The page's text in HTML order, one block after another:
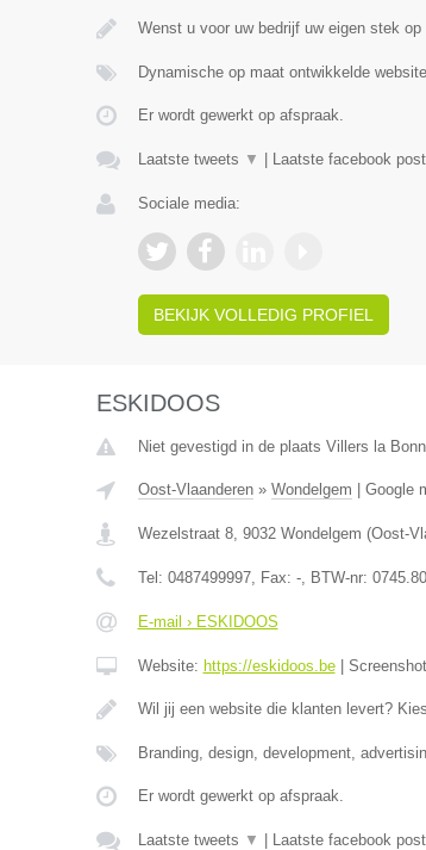
Wenst u voor uw bedrijf uw eigen stek
Dynamische op maat ontwikkelde
Er wordt gewerkt op afspraak.
Laatste tweets ▼ Laatste facebook
Sociale media:
BEKIJK VOLLEDIG PROFIEL
ESKIDOOS
Niet gevestigd in de plaats Villers la
Oost-Vlaanderen» Wondelgem Google
Wezelstraat 8, 9032 Wondelgem (Oost-
Tel: 0487499997, Fax: -, BTW-nr:
E-mail › ESKIDOOS
Website: https://eskidoos.be| Screenshot
Wil jij een website die klanten levert?
Branding, design, development,
Er wordt gewerkt op afspraak.
Laatste tweets ▼ Laatste facebook